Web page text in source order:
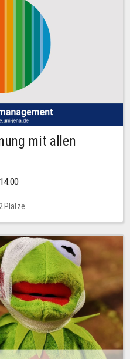
mit allen
Plätze